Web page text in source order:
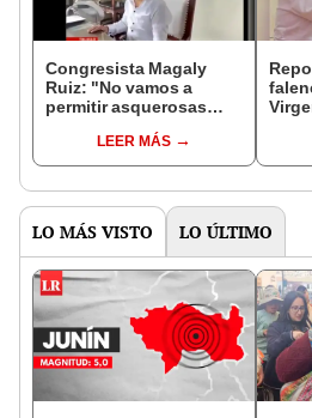
Congresista Magaly
Ruiz: "No vamos a
permitir asquerosas
de un alcalde”
LEER MÁS
LO MÁS VISTO LO ÚLTIMO